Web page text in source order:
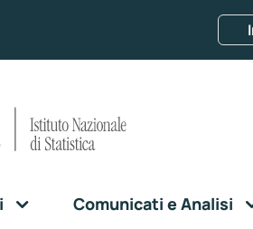
Comunicati e Analisi